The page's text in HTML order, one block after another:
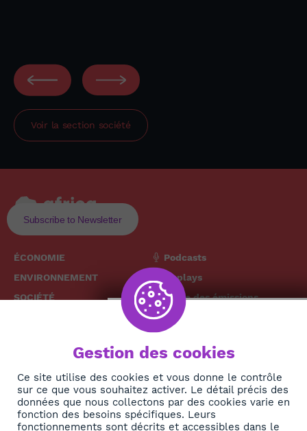
Voir la section société
Subscribe to Newsletter
ÉCONOMIE
ENVIRONNEMENT
SOCIÉTÉ
DIASPORA
REJOIGNEZ-NOUS
Podcasts
Replays
Grille des émissions
The African
News Hub
NEWSLETTER
Gestion des cookies
Ce site utilise des cookies et vous donne le contrôle
sur ce que vous souhaitez activer. Le détail précis des
données que nous collectons par des cookies varie en
fonction des besoins spécifiques. Leurs
fonctionnements sont décrits et accessibles dans le